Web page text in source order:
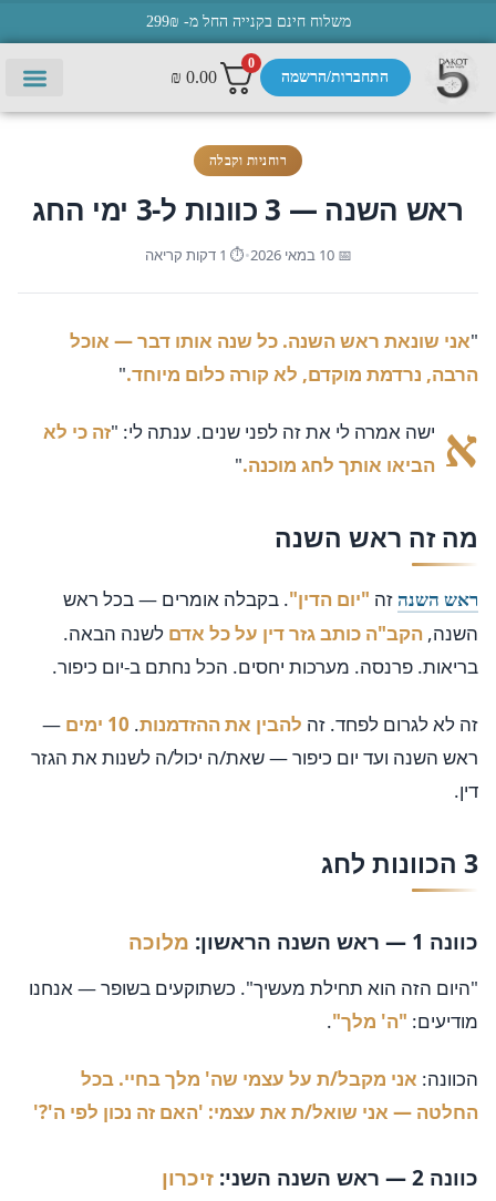
משלוח חינם בקנייה החל מ- 299₪
התחברות/הרשמה
0
0.00
₪
רוחניות וקבלה
ראש השנה — 3 כוונות ל-3 ימי החג
📅 10 במאי 2026 •⏱ 1 דקות קריאה
"אני שונאת ראש השנה. כל שנה אותו דבר — אוכל
הרבה, נרדמת מוקדם, לא קורה כלום מיוחד."
א ישה אמרה לי את זה לפני שנים. ענתה לי: "זה כי לא
הביאו אותך לחג מוכנה."
מה זה ראש השנה
ראש השנה זה "יום הדין". בקבלה אומרים — בכל ראש
השנה, הקב"ה כותב גזר דין על כל אדם לשנה הבאה.
בריאות. פרנסה. מערכות יחסים. הכל נחתם ב-יום כיפור.
זה לא לגרום לפחד. זה להבין את ההזדמנות. 10 ימים
—
ראש השנה ועד יום כיפור — שאת/ה יכול/ה לשנות את הגזר
דין.
3 הכוונות לחג
כוונה 1 — ראש השנה הראשון: מלוכה
"היום הזה הוא תחילת מעשיך". כשתוקעים בשופר — אנחנו
מודיעים: "ה' מלך".
הכוונה: אני מקבל/ת על עצמי שה' מלך בחיי. בכל
החלטה — אני שואל/ת את עצמי: 'האם זה נכון לפי ה'?'
כוונה 2 — ראש השנה השני: זיכרון